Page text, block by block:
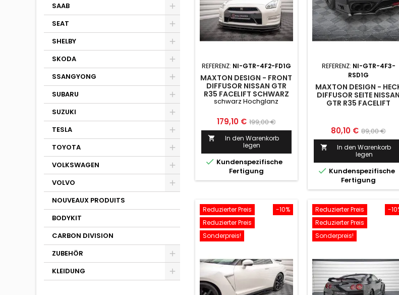
SAAB
SEAT
SHELBY
SKODA
SSANGYONG
SUBARU
SUZUKI
TESLA
TOYOTA
VOLKSWAGEN
VOLVO
NOUVEAUX PRODUITS
BODYKIT
CARBON DIVISION
ZUBEHÖR
KLEIDUNG
REFERENZ: NI-GTR-4F2-FD1G
MAXTON DESIGN - FRONT
DIFFUSOR NISSAN GTR
R35 FACELIFT SCHWARZ
HOCHGLANZ
schwarz Hochglanz
Preis
179,10 € Normaler
Preis
199,00 €

In den Warenkorb
legen
 Kundenspezifische
Fertigung
REFERENZ: NI-GTR-4F3-
RSD1G
MAXTON DESIGN -
DIFFUSOR SEITE NISSAN
GTR R35 FACELIFT
Preis
80,10 € Normaler
Preis
89,00 €

In den Warenkorb
legen
 Kundenspezifische
Fertigung
-10%
Reduzierter Preis
Reduzierter Preis
Sonderpreis!
-
Reduzierter Preis
Reduzierter Preis
Sonderpreis!